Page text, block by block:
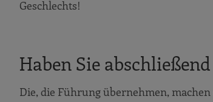
Geschlechts!
Haben Sie
Die, die Führung übernehmen,